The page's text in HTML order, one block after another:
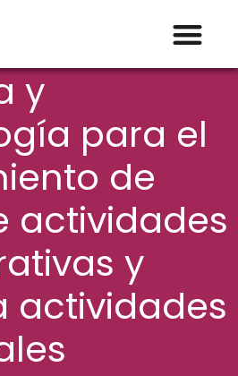
y
para el
de
actividades
y
actividades